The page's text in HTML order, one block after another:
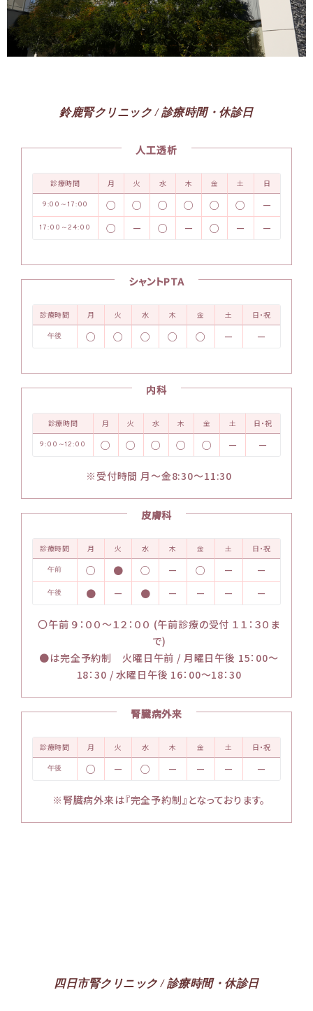
鈴鹿腎クリニック / 診療時間・休診日
人工透析
診療時間 月 火 水 木 金 土 日
9:00～17:00 ○ ○ ○ ○ ○ ○ －
17:00～24:00 ○ － ○ － ○ － －
シャントPTA
診療時間 月 火 水 木 金 土 日・祝
午後 ○ ○ ○ ○ ○ － －
内科
診療時間 月 火 水 木 金 土 日・祝
9:00～12:00 ○ ○ ○ ○ ○ － －
※受付時間 月～金8:30～11:30
皮膚科
診療時間 月 火 水 木 金 土 日・祝
午前 ○ ● ○ － ○ － －
午後 ● － ● － － － －
〇午前 ９：００～１２：００ (午前診療の受付 １１：３０ま
で)
●は完全予約制 火曜日午前 / 月曜日午後 15：00～
18：30 / 水曜日午後 16：00～18：30
腎臓病外来
診療時間 月 火 水 木 金 土 日・祝
午後 ○ － ○ － － － －
※腎臓病外来は『完全予約制』となっております。
四日市腎クリニック / 診療時間・休診日